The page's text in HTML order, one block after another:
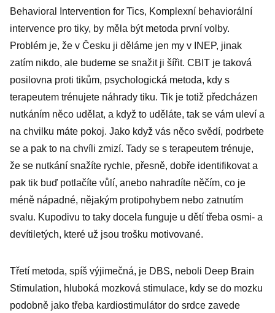
Behavioral Intervention for Tics, Komplexní behaviorální
intervence pro tiky, by měla být metoda první volby.
Problém je, že v Česku ji děláme jen my v INEP, jinak
zatím nikdo, ale budeme se snažit ji šířit. CBIT je taková
posilovna proti tikům, psychologická metoda, kdy s
terapeutem trénujete náhrady tiku. Tik je totiž předcházen
nutkáním něco udělat, a když to uděláte, tak se vám uleví a
na chvilku máte pokoj. Jako když vás něco svědí, podrbete
se a pak to na chvíli zmizí. Tady se s terapeutem trénuje,
že se nutkání snažíte rychle, přesně, dobře identifikovat a
pak tik buď potlačíte vůlí, anebo nahradíte něčím, co je
méně nápadné, nějakým protipohybem nebo zatnutím
svalu. Kupodivu to taky docela funguje u dětí třeba osmi- a
devítiletých, které už jsou trošku motivované.
Třetí metoda, spíš výjimečná, je DBS, neboli Deep Brain
Stimulation, hluboká mozková stimulace, kdy se do mozku
podobně jako třeba kardiostimulátor do srdce zavede